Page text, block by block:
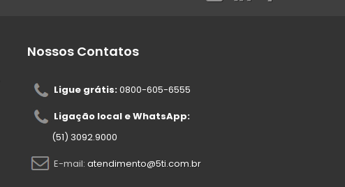
Nossos Contatos
Ligue grátis:0800-605-6555
Ligação local e WhatsApp:
(51) 3092.9000
E-mail: atendimento@5ti.com.br